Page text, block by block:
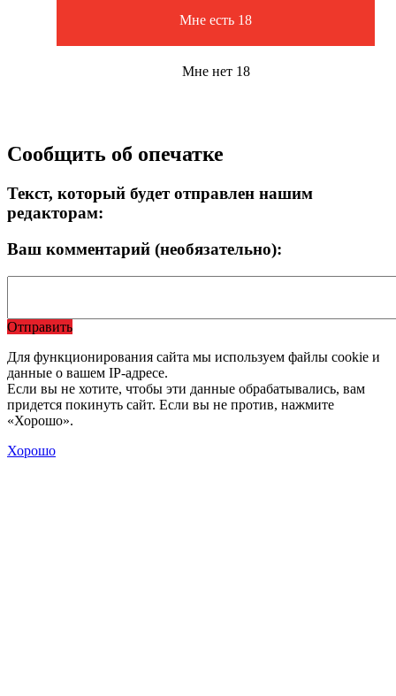
Мне есть 18
Мне нет 18
Сообщить об опечатке
Текст, который будет отправлен нашим
редакторам:
Ваш комментарий (необязательно):
Отправить
Для функционирования сайта мы используем файлы cookie и
данные о вашем IP-адресе.
Если вы не хотите, чтобы эти данные обрабатывались, вам
придется покинуть сайт. Если вы не против, нажмите
«Хорошо».
Хорошо